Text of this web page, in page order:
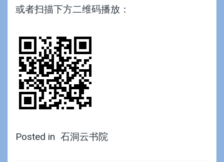
或者扫描下方二维码播放：
Posted in 石洞云书院